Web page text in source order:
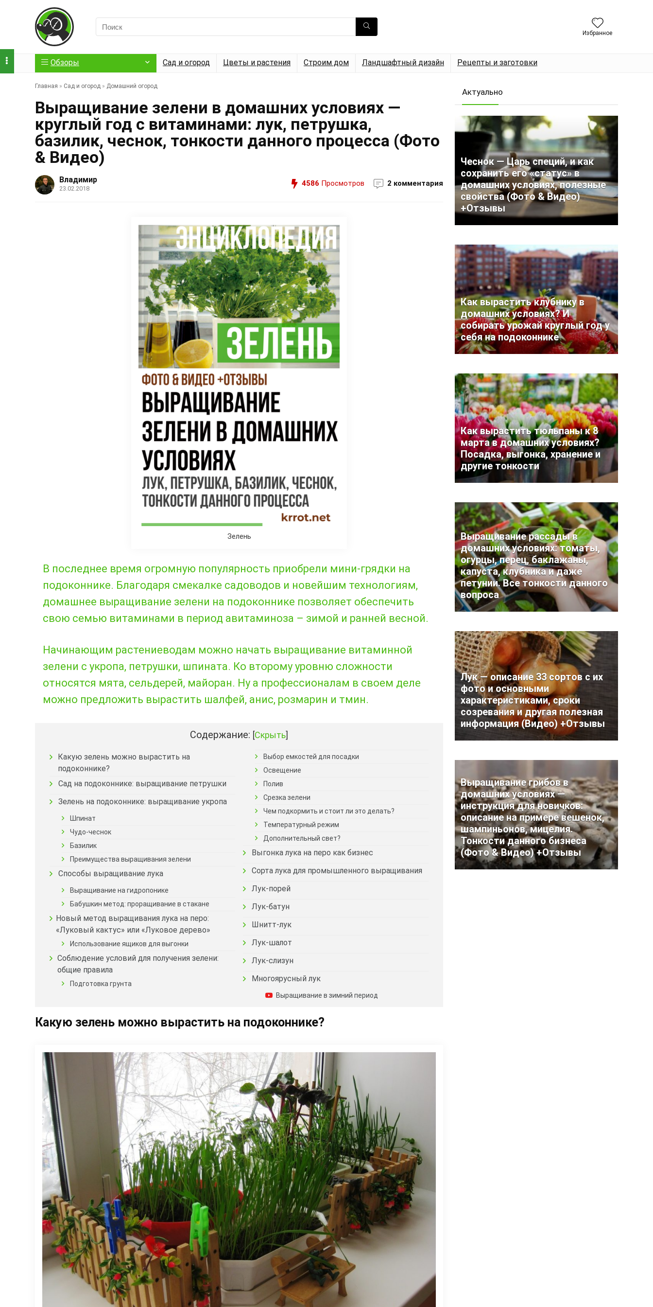
Избранное
Обзоры Сад и огород Цветы и растения Строим дом Ландшафтный дизайн Рецепты и заготовки
Главная » Сад и огород » Домашний огород
Выращивание зелени в домашних условиях —
круглый год с витаминами: лук, петрушка,
базилик, чеснок, тонкости данного процесса (Фото
& Видео)
Владимир
23.02.2018
4586 Просмотров 2 комментария
Зелень
В последнее время огромную популярность приобрели мини-грядки на
подоконнике. Благодаря смекалке садоводов и новейшим технологиям,
домашнее выращивание зелени на подоконнике позволяет обеспечить
свою семью витаминами в период авитаминоза – зимой и ранней весной.
Начинающим растениеводам можно начать выращивание витаминной
зелени с укропа, петрушки, шпината. Ко второму уровню сложности
относятся мята, сельдерей, майоран. Ну а профессионалам в своем деле
можно предложить вырастить шалфей, анис, розмарин и тмин.
Содержание: [Скрыть]
Какую зелень можно вырастить на
подоконнике?
Сад на подоконнике: выращивание петрушки
Зелень на подоконнике: выращивание укропа
Шпинат
Чудо-чеснок
Базилик
Преимущества выращивания зелени
Способы выращивание лука
Выращивание на гидропонике
Бабушкин метод: проращивание в стакане
Новый метод выращивания лука на перо:
«Луковый кактус» или «Луковое дерево»
Использование ящиков для выгонки
Соблюдение условий для получения зелени:
общие правила
Подготовка грунта
Выбор емкостей для посадки
Освещение
Полив
Срезка зелени
Чем подкормить и стоит ли это делать?
Температурный режим
Дополнительный свет?
Выгонка лука на перо как бизнес
Сорта лука для промышленного выращивания
Лук-порей
Лук-батун
Шнитт-лук
Лук-шалот
Лук-слизун
Многоярусный лук
Выращивание в зимний период
Какую зелень можно вырастить на подоконнике?
Актуально
Чеснок — Царь специй, и как
сохранить его «статус» в
домашних условиях, полезные
свойства (Фото & Видео)
+Отзывы
Как вырастить клубнику в
домашних условиях? И
собирать урожай круглый год у
себя на подоконнике
Как вырастить тюльпаны к 8
марта в домашних условиях?
Посадка, выгонка, хранение и
другие тонкости
Выращивание рассады в
домашних условиях: томаты,
огурцы, перец, баклажаны,
капуста, клубника и даже
петунии. Все тонкости данного
вопроса
Лук — описание 33 сортов с их
фото и основными
характеристиками, сроки
созревания и другая полезная
информация (Видео) +Отзывы
Выращивание грибов в
домашних условиях —
инструкция для новичков:
описание на примере вешенок,
шампиньонов, мицелия.
Тонкости данного бизнеса
(Фото & Видео) +Отзывы